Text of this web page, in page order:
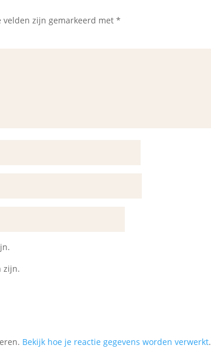
velden zijn gemarkeerd met*
zijn.
Bekijk hoe je reactie gegevens worden verwerkt.